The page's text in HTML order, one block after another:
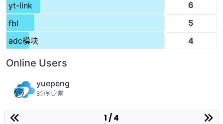
yt-link
6
fbl
5
adc模块
4
Online Users
yuepeng
8分钟之前
1 / 4